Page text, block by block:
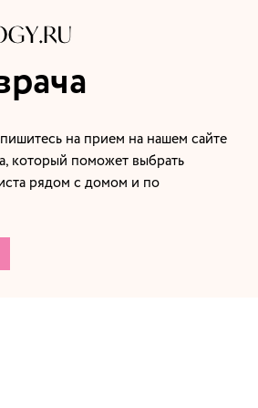
на прием на нашем сайте
который поможет выбрать
рядом с домом и по